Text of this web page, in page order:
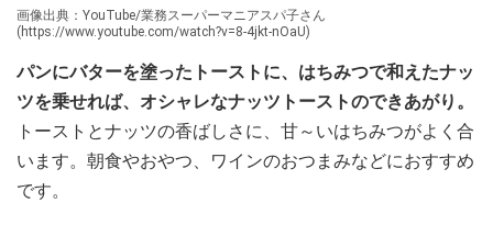
画像出典：YouTube/業務スーパーマニアスパ子さん
(https://www.youtube.com/watch?v=8-4jkt-nOaU)
パンにバターを塗ったトーストに、はちみつで和えたナッ
ツを乗せれば、オシャレなナッツトーストのできあがり。
トーストとナッツの香ばしさに、甘～いはちみつがよく合
います。朝食やおやつ、ワインのおつまみなどにおすすめ
です。